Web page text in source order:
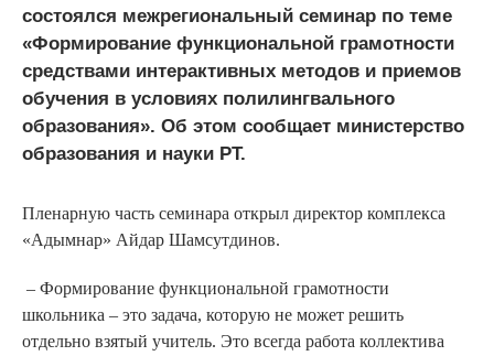
состоялся межрегиональный семинар по теме
«Формирование функциональной грамотности
средствами интерактивных методов и приемов
обучения в условиях полилингвального
образования». Об этом сообщает министерство
образования и науки РТ.
Пленарную часть семинара открыл директор комплекса
«Адымнар» Айдар Шамсутдинов.
– Формирование функциональной грамотности
школьника – это задача, которую не может решить
отдельно взятый учитель. Это всегда работа коллектива